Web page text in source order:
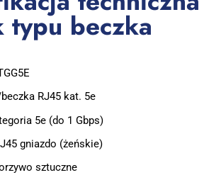
typu beczka
RJ45 kat. 5e
5e (do 1 Gbps)
gniazdo (żeńskie)
sztuczne